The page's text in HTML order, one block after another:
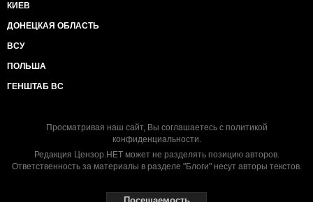
КИЕВ
ДОНЕЦКАЯ ОБЛАСТЬ
ВСУ
ПОЛЬША
ГЕНШТАБ ВС
Просматривая наш сайт, Вы соглашаетесь с политикой
конфиденциальности.
Редакция Цензор.НЕТ может не разделять позицию авторов.
Ответственность за материалы в разделе "Блоги" несут авторы текстов.